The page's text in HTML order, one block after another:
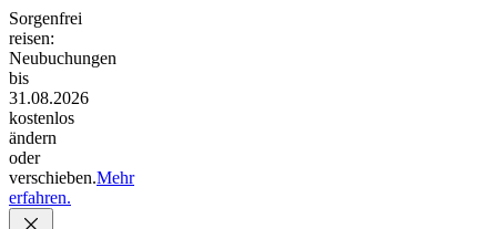
Sorgenfrei
reisen:
Neubuchungen
bis
31.08.2026
kostenlos
ändern
oder
verschieben.Mehr
erfahren.